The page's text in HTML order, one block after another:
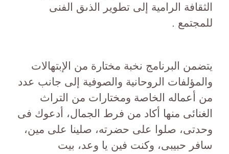
الثقافة الرامية إلى تطوير الذىق الفنى
للمجتمع .
يتضمن البرنامج نخبة مختارة من الإبتهالات
والمؤلفات الروحانية والصوفية إلى جانب عدد
من أعماله الخاصة ومختارات من التراث
الغنائى منها أكاد من فرط الجمال، أدعوك فى
وحدتى، صلوا على حضرته، صلينا على مين،
سافر حبيبى، وكنت فين يا وعد، بيت